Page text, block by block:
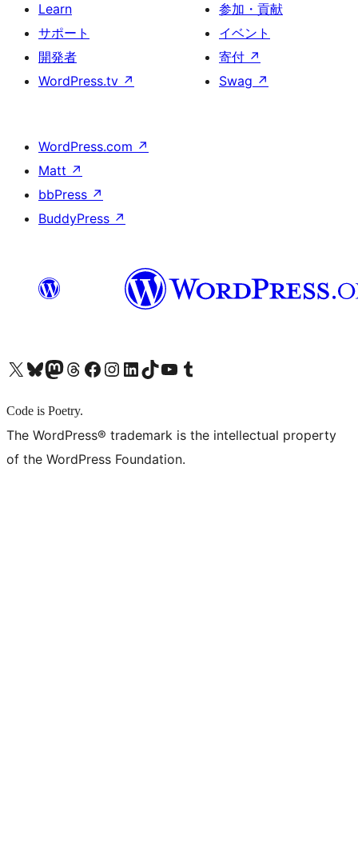
Learn
サポート
開発者
WordPress.tv ↗
参加・貢献
イベント
寄付 ↗
Swag ↗
WordPress.com ↗
Matt ↗
bbPress ↗
BuddyPress ↗
X (旧 Twitter) アカウントへBluesky アカウントへMastodon アカウントへThreads アカウントへ Facebook ページへInstagram アカウントへ LinkedIn アカウントへTikTok アカウントへYouTube チャンネルへ Tumblr アカウントへ
Code is Poetry.
The WordPress® trademark is the intellectual property
of the WordPress Foundation.